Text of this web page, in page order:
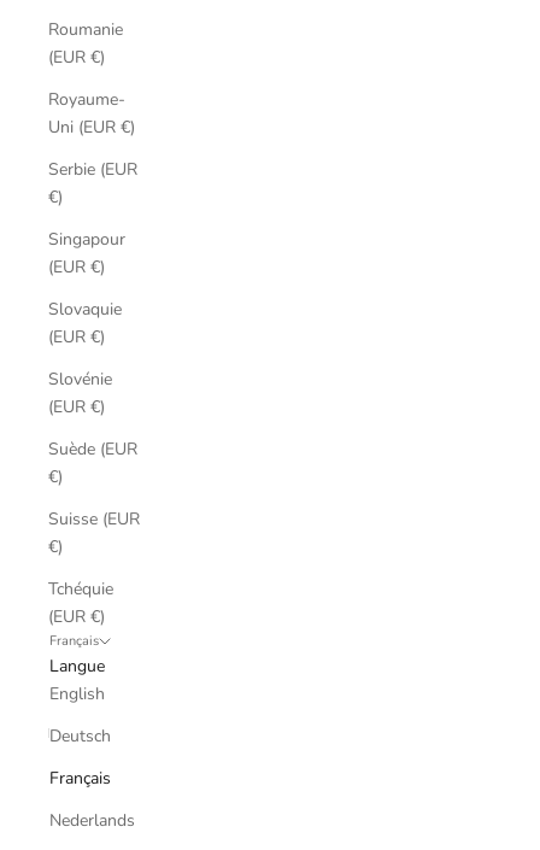
Roumanie
(EUR €)
Royaume-
Uni (EUR €)
Serbie (EUR
€)
Singapour
(EUR €)
Slovaquie
(EUR €)
Slovénie
(EUR €)
Suède (EUR
€)
Suisse (EUR
€)
Tchéquie
(EUR €)
Français
Langue
English
Deutsch
Français
Nederlands